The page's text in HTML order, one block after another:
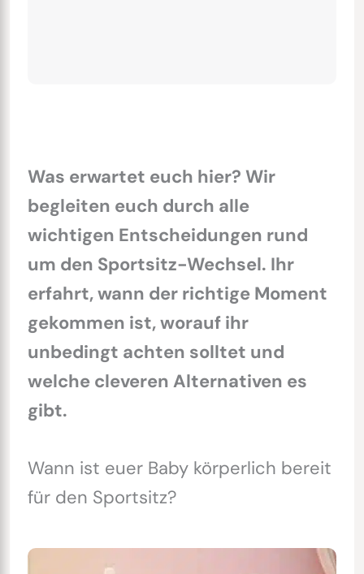
Was erwartet euch hier? Wir
begleiten euch durch alle
wichtigen Entscheidungen rund
um den Sportsitz-Wechsel. Ihr
erfahrt, wann der richtige Moment
gekommen ist, worauf ihr
unbedingt achten solltet und
welche cleveren Alternativen es
gibt.
Wann ist euer Baby körperlich bereit
für den Sportsitz?